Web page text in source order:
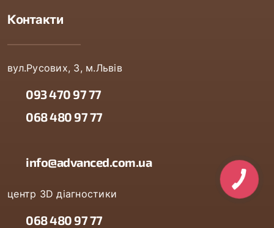
Контакти
вул.Русових, 3, м.Львів
093 470 97 77
068 480 97 77
info@advanced.com.ua
центр 3D діагностики
068 480 97 77